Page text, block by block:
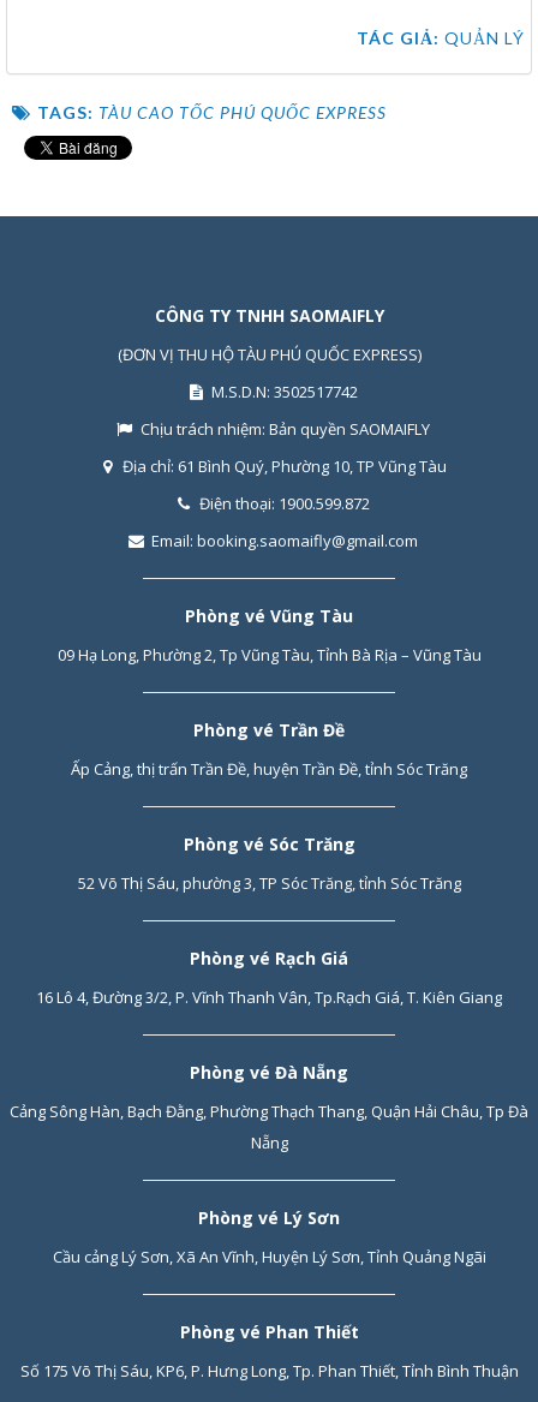
TÁC GIẢ: QUẢN LÝ
TAGS: TÀU CAO TỐC PHÚ QUỐC EXPRESS
CÔNG TY TNHH SAOMAIFLY
(ĐƠN VỊ THU HỘ TÀU PHÚ QUỐC EXPRESS)
M.S.D.N: 3502517742
Chịu trách nhiệm: Bản quyền SAOMAIFLY
Địa chỉ: 61 Bình Quý, Phường 10, TP Vũng Tàu
Điện thoại: 1900.599.872
Email: booking.saomaifly@gmail.com
Phòng vé Vũng Tàu
09 Hạ Long, Phường 2, Tp Vũng Tàu, Tỉnh Bà Rịa – Vũng Tàu
Phòng vé Trần Đề
Ấp Cảng, thị trấn Trần Đề, huyện Trần Đề, tỉnh Sóc Trăng
Phòng vé Sóc Trăng
52 Võ Thị Sáu, phường 3, TP Sóc Trăng, tỉnh Sóc Trăng
Phòng vé Rạch Giá
16 Lô 4, Đường 3/2, P. Vĩnh Thanh Vân, Tp.Rạch Giá, T. Kiên Giang
Phòng vé Đà Nẵng
Cảng Sông Hàn, Bạch Đằng, Phường Thạch Thang, Quận Hải Châu, Tp Đà
Nẵng
Phòng vé Lý Sơn
Cầu cảng Lý Sơn, Xã An Vĩnh, Huyện Lý Sơn, Tỉnh Quảng Ngãi
Phòng vé Phan Thiết
Số 175 Võ Thị Sáu, KP6, P. Hưng Long, Tp. Phan Thiết, Tỉnh Bình Thuận